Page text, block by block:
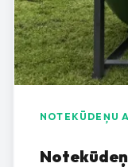
NOTEKŪDEŅU